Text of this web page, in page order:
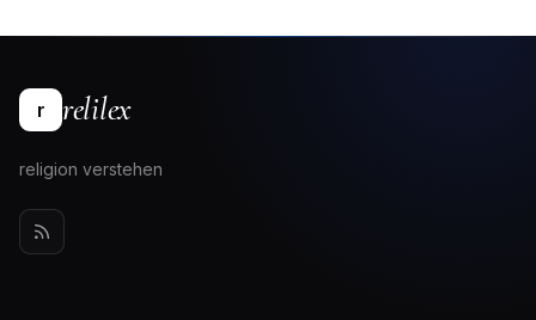
r relilex
religion verstehen